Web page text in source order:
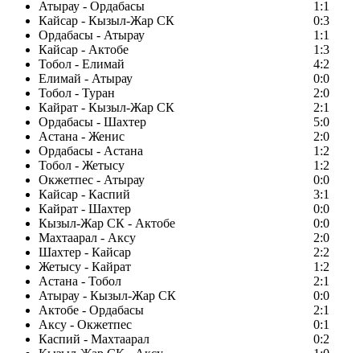
Атырау - Ордабасы
1:1
Кайсар - Кызыл-Жар СК
0:3
Ордабасы - Атырау
1:1
Кайсар - Актобе
1:3
Тобол - Елимай
4:2
Елимай - Атырау
0:0
Тобол - Туран
2:0
Кайрат - Кызыл-Жар СК
2:1
Ордабасы - Шахтер
5:0
Астана - Женис
2:0
Ордабасы - Астана
1:2
Тобол - Жетысу
1:2
Окжетпес - Атырау
0:0
Кайсар - Каспий
3:1
Кайрат - Шахтер
0:0
Кызыл-Жар СК - Актобе
0:0
Махтаарал - Аксу
2:0
Шахтер - Кайсар
2:2
Жетысу - Кайрат
1:2
Астана - Тобол
2:1
Атырау - Кызыл-Жар СК
0:0
Актобе - Ордабасы
2:1
Аксу - Окжетпес
0:1
Каспий - Махтаарал
0:2